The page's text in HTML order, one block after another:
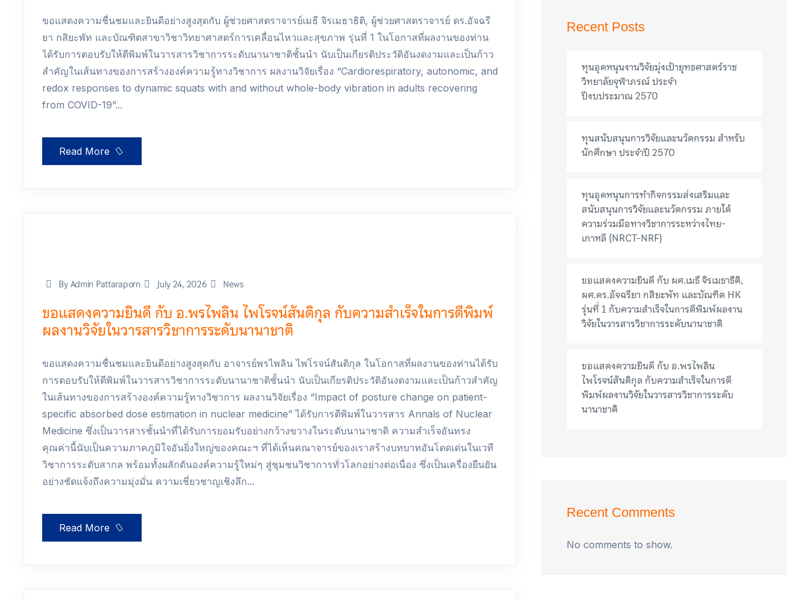
ขอแสดงความชื่นชมและยินดีอย่างสูงสุดกับ ผู้ช่วยศาสตราจารย์เมธี จิรเมธาธิติ, ผู้ช่วยศาสตราจารย์ ดร.อัจฉรี
ยา กสิยะพัท และบัณฑิตสาขาวิชาวิทยาศาสตร์การเคลื่อนไหวและสุขภาพ รุ่นที่ 1 ในโอกาสที่ผลงานของท่าน
ได้รับการตอบรับให้ตีพิมพ์ในวารสารวิชาการระดับนานาชาติชั้นนำ นับเป็นเกียรติประวัติอันงดงามและเป็นก้าว
สำคัญในเส้นทางของการสร้างองค์ความรู้ทางวิชาการ ผลงานวิจัยเรื่อง “Cardiorespiratory, autonomic, and
redox responses to dynamic squats with and without whole-body vibration in adults recovering
from COVID-19”...
Read More
By Admin Pattaraporn July 24, 2026 News
ขอแสดงความยินดี กับ อ.พรไพลิน ไพโรจน์สันติกุล กับความสำเร็จในการตีพิมพ์
ผลงานวิจัยในวารสารวิชาการระดับนานาชาติ
ขอแสดงความชื่นชมและยินดีอย่างสูงสุดกับ อาจารย์พรไพลิน ไพโรจน์สันติกุล ในโอกาสที่ผลงานของท่านได้รับ
การตอบรับให้ตีพิมพ์ในวารสารวิชาการระดับนานาชาติชั้นนำ นับเป็นเกียรติประวัติอันงดงามและเป็นก้าวสำคัญ
ในเส้นทางของการสร้างองค์ความรู้ทางวิชาการ ผลงานวิจัยเรื่อง “Impact of posture change on patient-
specific absorbed dose estimation in nuclear medicine” ได้รับการตีพิมพ์ในวารสาร Annals of Nuclear
Medicine ซึ่งเป็นวารสารชั้นนำที่ได้รับการยอมรับอย่างกว้างขวางในระดับนานาชาติ ความสำเร็จอันทรง
คุณค่านี้นับเป็นความภาคภูมิใจอันยิ่งใหญ่ของคณะฯ ที่ได้เห็นคณาจารย์ของเราสร้างบทบาทอันโดดเด่นในเวที
วิชาการระดับสากล พร้อมทั้งผลักดันองค์ความรู้ใหม่ๆ สู่ชุมชนวิชาการทั่วโลกอย่างต่อเนื่อง ซึ่งเป็นเครื่องยืนยัน
อย่างชัดแจ้งถึงความมุ่งมั่น ความเชี่ยวชาญเชิงลึก...
Read More
Recent Posts
ทุนอุดหนุนงานวิจัยมุ่งเป้ายุทธศาสตร์ราช
วิทยาลัยจุฬาภรณ์ ประจำ
ปีงบประมาณ 2570
ทุนสนับสนุนการวิจัยและนวัตกรรม สำหรับ
นักศึกษา ประจำปี 2570
ทุนอุดหนุนการทำกิจกรรมส่งเสริมและ
สนับสนุนการวิจัยและนวัตกรรม ภายใต้
ความร่วมมือทางวิชาการระหว่างไทย-
เกาหลี (NRCT-NRF)
ขอแสดงความยินดี กับ ผศ.เมธี จิรเมธาธิติ,
ผศ.ดร.อัจฉรียา กสิยะพัท และบัณฑิต HK
รุ่นที่ 1 กับความสำเร็จในการตีพิมพ์ผลงาน
วิจัยในวารสารวิชาการระดับนานาชาติ
ขอแสดงความยินดี กับ อ.พรไพลิน
ไพโรจน์สันติกุล กับความสำเร็จในการตี
พิมพ์ผลงานวิจัยในวารสารวิชาการระดับ
นานาชาติ
Recent Comments
No comments to show.